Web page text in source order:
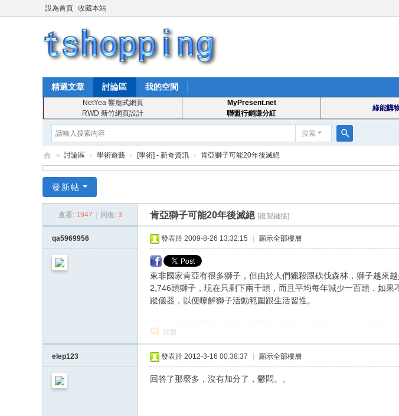
設為首頁 收藏本站
精選文章 討論區 我的空間
NetYea 響應式網頁
RWD 新竹網頁設計
MyPresent.net
聯盟行銷賺分紅
綠能購
搜索
索
T
ho
pp
» 討論區 › 學術遊藝 › [學術] - 新奇資訊 › 肯亞獅子可能20年後滅絕
發新帖
查看: 1947 回復: 3 肯亞獅子可能20年後滅絕 [複製鏈接]
qa5969956 發表於 2009-8-26 13:32:15 顯示全部樓層
東非國家肯亞有很多獅子，但由於人們獵殺跟砍伐森林，獅子越來
2,746頭獅子，現在只剩下兩千頭，而且平均每年減少一百頭．如
蹤儀器，以便瞭解獅子活動範圍跟生活習性。
回復
elep123 發表於 2012-3-16 00:38:37 顯示全部樓層
回答了那麼多，沒有加分了，鬱悶。。